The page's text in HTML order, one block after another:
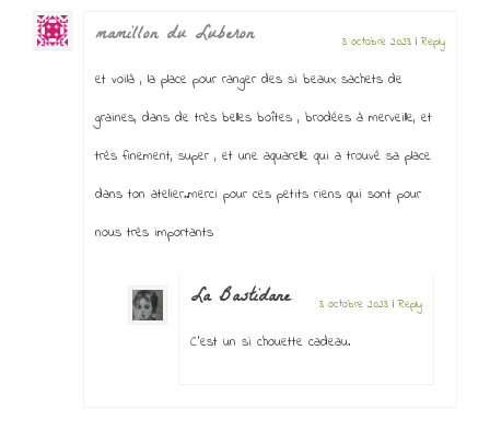
mamillon du Luberon 3 octobre 2023 |Reply
et voilà , la place pour ranger des si beaux sachets de
graines, dans de très belles boîtes , brodées à merveille, et
très finement, super , et une aquarelle qui a trouvé sa place
dans ton atelier..merci pour ces petits riens qui sont pour
nous très importants
La Bastidane 3 octobre 2023 |Reply
C’est un si chouette cadeau.